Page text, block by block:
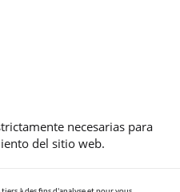
necesarias para
del sitio web.